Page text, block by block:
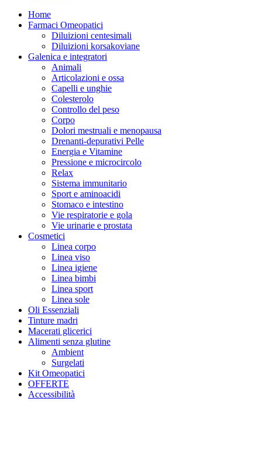
Home
Farmaci Omeopatici
Diluizioni centesimali
Diluizioni korsakoviane
Galenica e integratori
Animali
Articolazioni e ossa
Capelli e unghie
Colesterolo
Controllo del peso
Corpo
Dolori mestruali e menopausa
Drenanti-depurativi Pelle
Energia e Vitamine
Pressione e microcircolo
Relax
Sistema immunitario
Sport e aminoacidi
Stomaco e intestino
Vie respiratorie e gola
Vie urinarie e prostata
Cosmetici
Linea corpo
Linea viso
Linea igiene
Linea bimbi
Linea sport
Linea sole
Oli Essenziali
Tinture madri
Macerati glicerici
Alimenti senza glutine
Ambient
Surgelati
Kit Omeopatici
OFFERTE
Accessibilità